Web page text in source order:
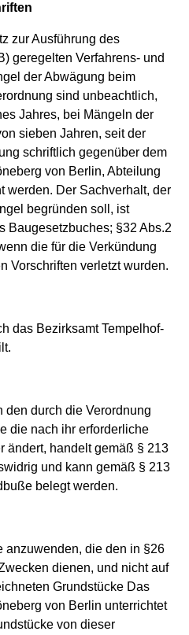
zur Ausführung des
geregelten Verfahrens- und
der Abwägung beim
sind unbeachtlich,
Jahres, bei Mängeln der
sieben Jahren, seit der
schriftlich gegenüber dem
von Berlin, Abteilung
werden. Der Sachverhalt, der
begründen soll, ist
Baugesetzbuches; §32 Abs.2
die für die Verkündung
Vorschriften verletzt wurden.
das Bezirksamt Tempelhof-
durch die Verordnung
die nach ihr erforderliche
ändert, handelt gemäß § 213
und kann gemäß § 213
belegt werden.
anzuwenden, die den in §26
dienen, und nicht auf
Grundstücke Das
von Berlin unterrichtet
von dieser